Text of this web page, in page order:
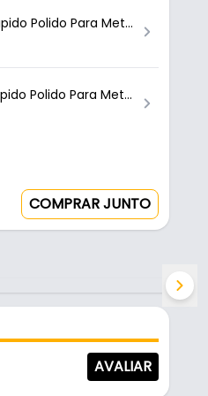
Polido Para Metal
Polido Para Metal
Haste Cilíndrica
Haste Cilíndrica
COMPRAR JUNTO
AVALIAR